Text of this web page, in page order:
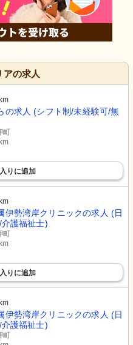
アの求人
の求人 (シフト制/未経験可/無
町
り に追加
伊勢湾岸クリニックの求人 (日
護福祉士)
町
り に追加
伊勢湾岸クリニックの求人 (日
護福祉士)
町